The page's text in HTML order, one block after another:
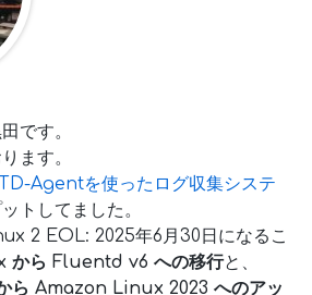
です。
ます。
Agentを使ったログ収集システ
トしてました。
2 EOL: 2025年6月30日になるこ
ら Fluentd v6 への移行と、
Amazon Linux 2023 へのアッ